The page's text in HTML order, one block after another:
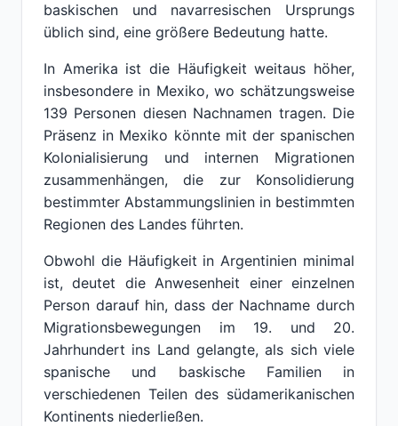
baskischen und navarresischen Ursprungs
üblich sind, eine größere Bedeutung hatte.
In Amerika ist die Häufigkeit weitaus höher,
insbesondere in Mexiko, wo schätzungsweise
139 Personen diesen Nachnamen tragen. Die
Präsenz in Mexiko könnte mit der spanischen
Kolonialisierung und internen Migrationen
zusammenhängen, die zur Konsolidierung
bestimmter Abstammungslinien in bestimmten
Regionen des Landes führten.
Obwohl die Häufigkeit in Argentinien minimal
ist, deutet die Anwesenheit einer einzelnen
Person darauf hin, dass der Nachname durch
Migrationsbewegungen im 19. und 20.
Jahrhundert ins Land gelangte, als sich viele
spanische und baskische Familien in
verschiedenen Teilen des südamerikanischen
Kontinents niederließen.